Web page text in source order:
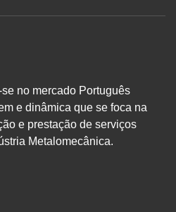
no mercado Português
e dinâmica que se foca na
e prestação de serviços
Metalomecânica.